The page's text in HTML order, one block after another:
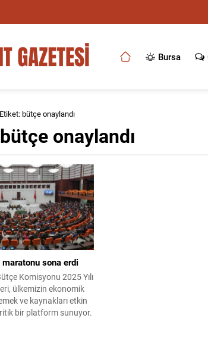
Bursa
Etiket: bütçe onaylandı
bütçe onaylandı
sona erdi
Komisyonu 2025 Yılı
ülkemizin ekonomik
ve kaynakları etkin
bir platform sunuyor.
ve önemli